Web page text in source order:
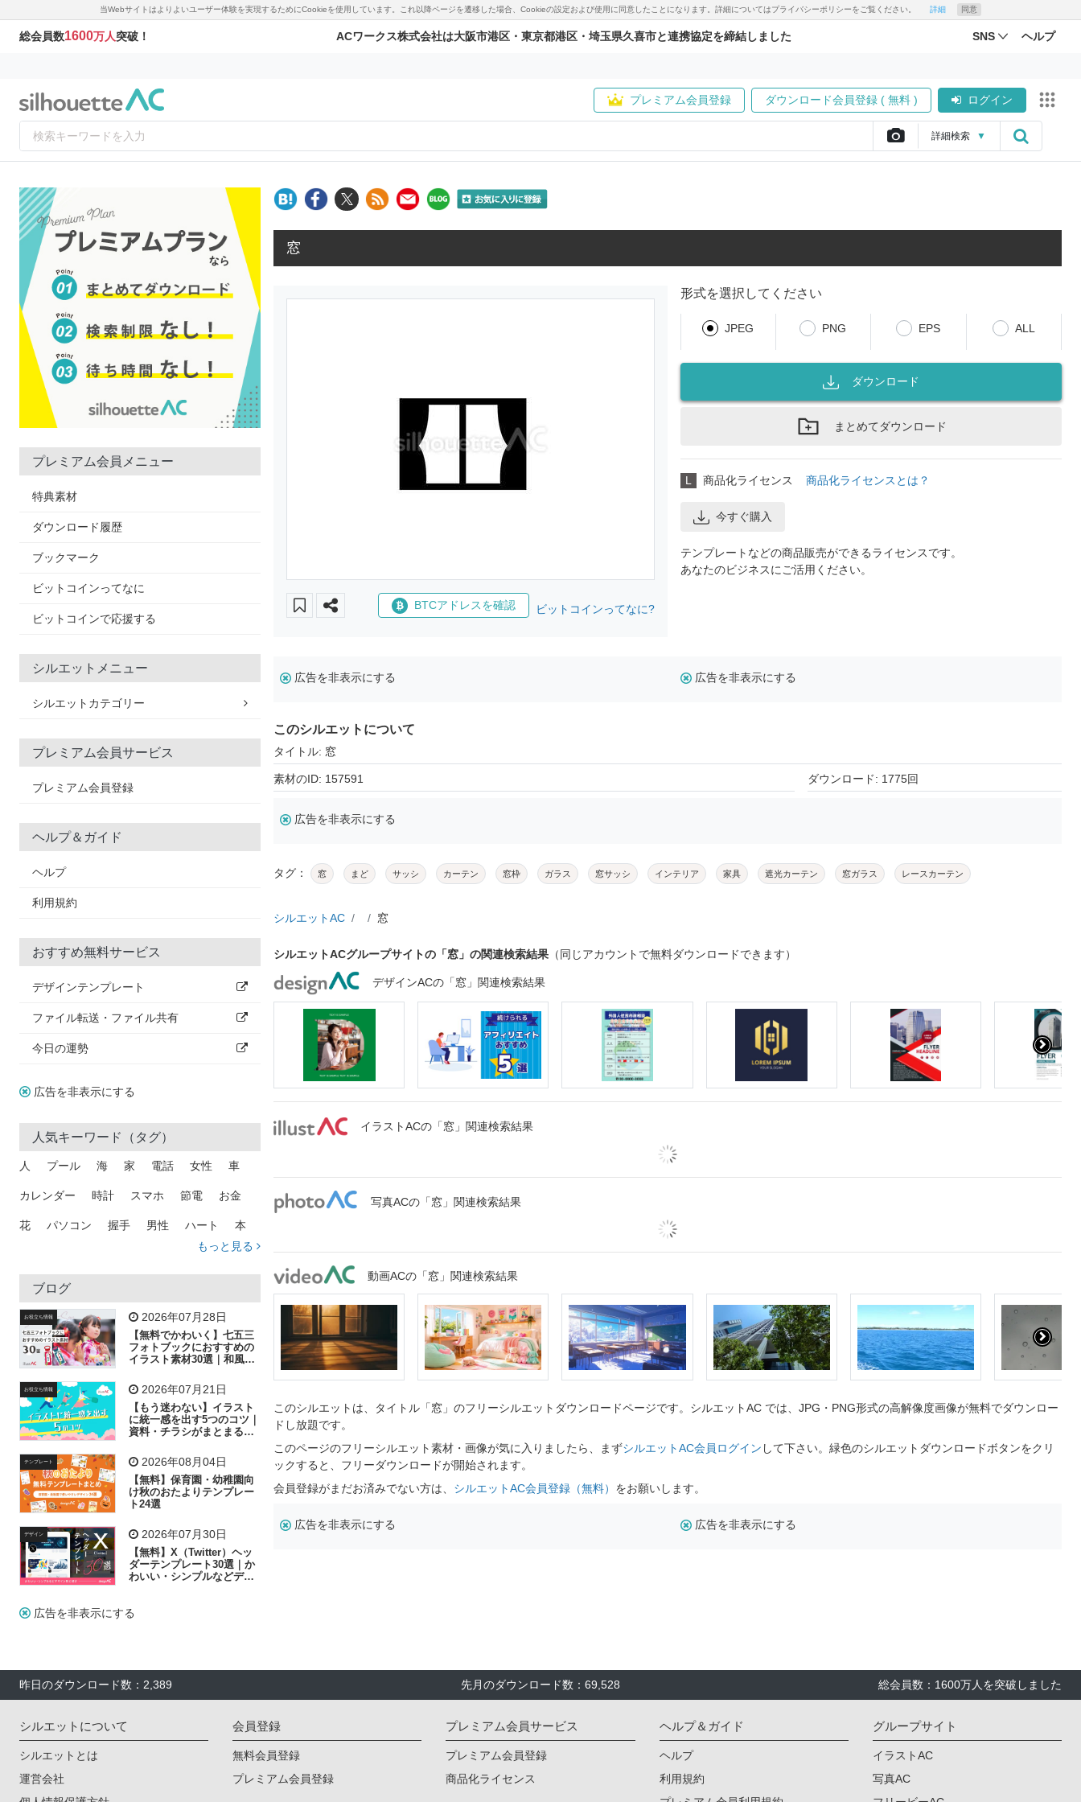
当Webサイトはよりよいユーザー体験を実現するためにCookieを使用しています。これ以降ページを遷移した場合、Cookieの設定および使用に同意したことになります。詳細についてはプライバシーポリシーをご覧ください。 詳細 同意
総会員数1600万人突破！ ACワークス株式会社は大阪市港区・東京都港区・埼玉県久喜市と連携協定を締結しました SNS ヘルプ
プレミアム会員登録 ダウンロード会員登録 ( 無料 ) ログイン
詳細検索 ▼
プレミアム会員メニュー
特典素材
ダウンロード履歴
ブックマーク
ビットコインってなに
ビットコインで応援する
シルエットメニュー
シルエットカテゴリー
プレミアム会員サービス
プレミアム会員登録
ヘルプ＆ガイド
ヘルプ
利用規約
おすすめ無料サービス
デザインテンプレート
ファイル転送・ファイル共有
今日の運勢
広告を非表示にする
人気キーワード（タグ）
人 プール 海 家 電話 女性 車
カレンダー 時計 スマホ 節電 お金
花 パソコン 握手 男性 ハート 本
トラック 木
吹き出し
飛行機 グラフ ビル 魚 家族 書類
歩く 工場 会社 太陽 キラキラ
子供 作業員 相談 ピクトグラム
もっと見る
ブログ
お役立ち情報 2026年07月28日
【無料でかわいく】七五三
フォトブックにおすすめの
イラスト素材30選｜和風の
お役立ち情報 2026年07月21日
【もう迷わない】イラスト
に統一感を出す5つのコツ｜
資料・チラシがまとまるフ
テンプレート 2026年08月04日
【無料】保育園・幼稚園向
け秋のおたよりテンプレー
ト24選
デザイン 2026年07月30日
【無料】X（Twitter）ヘッ
ダーテンプレート30選｜か
わいい・シンプルなどデザ
広告を非表示にする
窓
BTCアドレスを確認 ビットコインってなに?
形式を選択してください
JPEG PNG EPS ALL
ダウンロード
まとめてダウンロード
L 商品化ライセンス 商品化ライセンスとは？
今すぐ購入
テンプレートなどの商品販売ができるライセンスです。
あなたのビジネスにご活用ください。
広告を非表示にする 広告を非表示にする
このシルエットについて
タイトル: 窓
素材のID: 157591 ダウンロード: 1775回
広告を非表示にする
タグ： 窓 まど サッシ カーテン 窓枠 ガラス 窓サッシ インテリア 家具 遮光カーテン 窓ガラス レースカーテン
シルエットAC 窓
シルエットACグループサイトの「窓」の関連検索結果 （同じアカウントで無料ダウンロードできます）
デザインACの「窓」関連検索結果
イラストACの「窓」関連検索結果
写真ACの「窓」関連検索結果
動画ACの「窓」関連検索結果
このシルエットは、タイトル「窓」のフリーシルエットダウンロードページです。シルエットAC では、JPG・PNG形式の高解像度画像が無料でダウンロー
ドし放題です。
このページのフリーシルエット素材・画像が気に入りましたら、まずシルエットAC会員ログイン して下さい。緑色のシルエットダウンロードボタンをクリ
ックすると、フリーダウンロードが開始されます。
会員登録がまだお済みでない方は、 シルエットAC会員登録（無料） をお願いします。
広告を非表示にする 広告を非表示にする
昨日のダウンロード数：2,389 先月のダウンロード数：69,528 総会員数：1600万人を突破しました
シルエットについて
シルエットとは
運営会社
会員登録
無料会員登録
プレミアム会員登録
プレミアム会員サービス
プレミアム会員登録
商品化ライセンス
ヘルプ＆ガイド
ヘルプ
利用規約
グループサイト
イラストAC
写真AC